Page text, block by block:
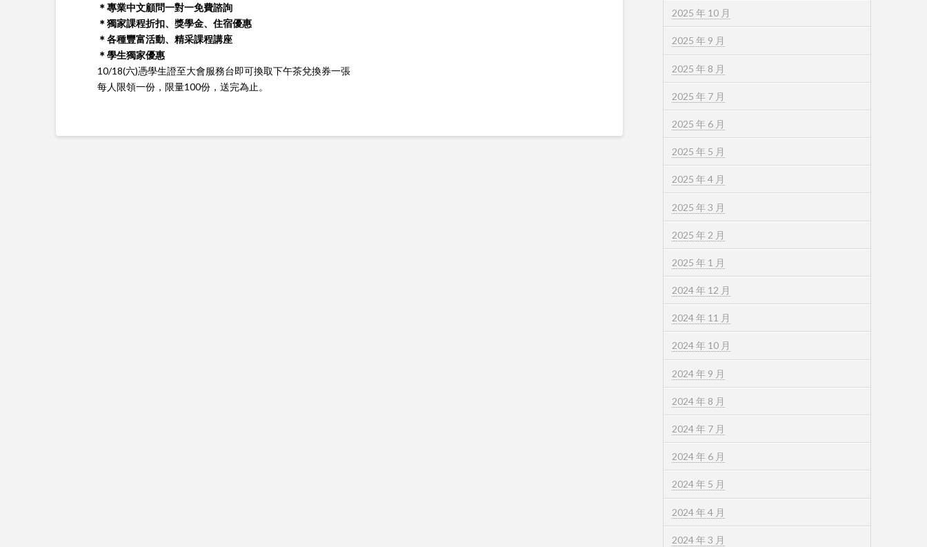
＊專業中文顧問一對一免費諮詢
＊獨家課程折扣、獎學金、住宿優惠
＊各種豐富活動、精采課程講座
＊學生獨家優惠
10/18(六)憑學生證至大會服務台即可換取下午茶兌換券一張
每人限領一份，限量100份，送完為止。
2025 年 10 月
2025 年 9 月
2025 年 8 月
2025 年 7 月
2025 年 6 月
2025 年 5 月
2025 年 4 月
2025 年 3 月
2025 年 2 月
2025 年 1 月
2024 年 12 月
2024 年 11 月
2024 年 10 月
2024 年 9 月
2024 年 8 月
2024 年 7 月
2024 年 6 月
2024 年 5 月
2024 年 4 月
2024 年 3 月